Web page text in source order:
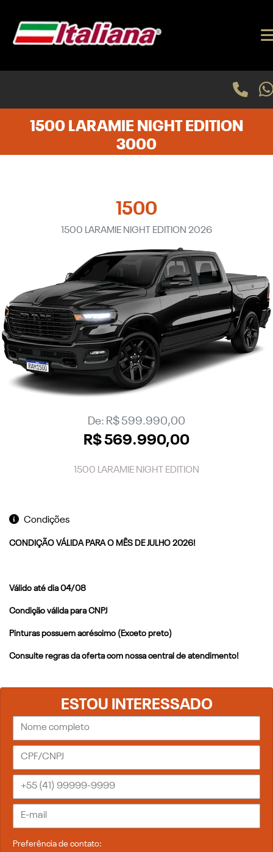
1500 LARAMIE NIGHT EDITION
3000
1500
1500 LARAMIE NIGHT EDITION 2026
De: R$ 599.990,00
R$ 569.990,00
1500 LARAMIE NIGHT EDITION
Condições
CONDIÇÃO VÁLIDA PARA O MÊS DE JULHO 2026!
Válido até dia 04/08
Condição válida para CNPJ
Pinturas possuem acréscimo (Exceto preto)
Consulte regras da oferta com nossa central de atendimento!
ESTOU INTERESSADO
Preferência de contato: